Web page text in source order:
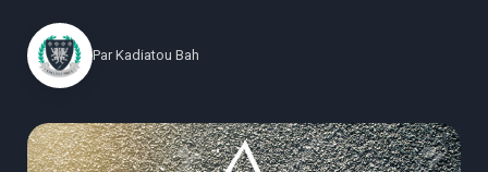
Par Kadiatou Bah